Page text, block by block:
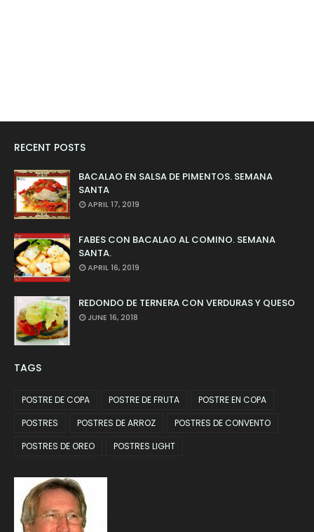
RECENT POSTS
BACALAO EN SALSA DE PIMENTOS. SEMANA
SANTA
APRIL 17, 2019
FABES CON BACALAO AL COMINO. SEMANA
SANTA.
APRIL 16, 2019
REDONDO DE TERNERA CON VERDURAS Y QUESO
JUNE 16, 2018
TAGS
POSTRE DE COPA POSTRE DE FRUTA
POSTRE EN COPA
POSTRES
POSTRES DE ARROZ
POSTRES DE CONVENTO
POSTRES DE OREO
POSTRES LIGHT